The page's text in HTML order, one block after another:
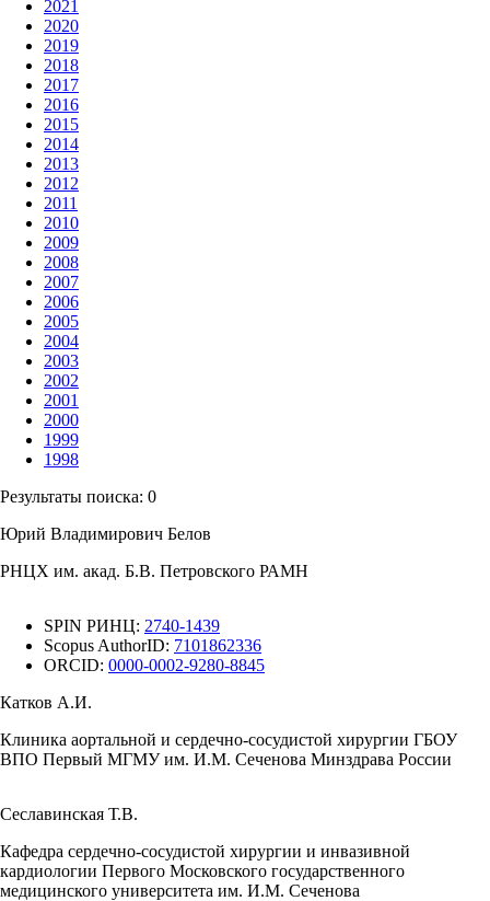
2021
2020
2019
2018
2017
2016
2015
2014
2013
2012
2011
2010
2009
2008
2007
2006
2005
2004
2003
2002
2001
2000
1999
1998
Результаты поиска: 0
Юрий Владимирович Белов
РНЦХ им. акад. Б.В. Петровского РАМН
SPIN РИНЦ: 2740-1439
Scopus AuthorID: 7101862336
ORCID: 0000-0002-9280-8845
Катков А.И.
Клиника аортальной и сердечно-сосудистой хирургии ГБОУ
ВПО Первый МГМУ им. И.М. Сеченова Минздрава России
Сеславинская Т.В.
Кафедра сердечно-сосудистой хирургии и инвазивной
кардиологии Первого Московского государственного
медицинского университета им. И.М. Сеченова